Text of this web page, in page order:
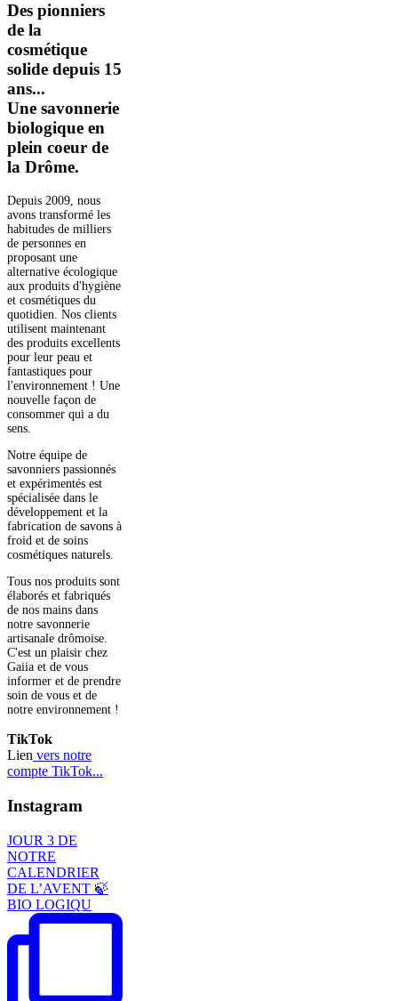
Des pionniers
de la
cosmétique
solide depuis 15
ans...
Une savonnerie
biologique en
plein coeur de
la Drôme.
Depuis 2009, nous
avons transformé les
habitudes de milliers
de personnes en
proposant une
alternative écologique
aux produits d'hygiène
et cosmétiques du
quotidien. Nos clients
utilisent maintenant
des produits excellents
pour leur peau et
fantastiques pour
l'environnement ! Une
nouvelle façon de
consommer qui a du
sens.
Notre équipe de
savonniers passionnés
et expérimentés est
spécialisée dans le
développement et la
fabrication de savons à
froid et de soins
cosmétiques naturels.
Tous nos produits sont
élaborés et fabriqués
de nos mains dans
notre savonnerie
artisanale drômoise.
C'est un plaisir chez
Gaiia et de vous
informer et de prendre
soin de vous et de
notre environnement !
TikTok
Lien vers notre
compte TikTok...
Instagram
JOUR 3 DE
NOTRE
CALENDRIER
DE L’AVENT 🍃
BIO LOGIQU